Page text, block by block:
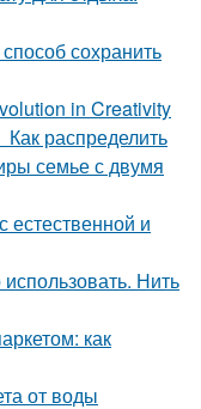
сохранить
in Creativity
распределить
семье с двумя
естественной и
Нить
как
от воды